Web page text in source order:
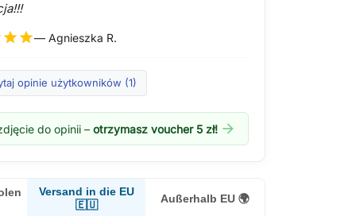
star star— Agnieszka R.
opinie użytkowników (1)
do opinii – otrzymasz voucher 5 zł! arrow_forward
Versand in die EU
🇪🇺
Außerhalb EU 🌍